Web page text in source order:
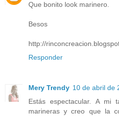
Que bonito look marinero.
Besos
http://
Responder
Mery Trendy 10 de abril de
Estás espectacular. A mi
marineras y creo que la